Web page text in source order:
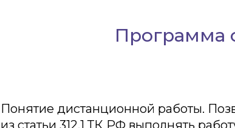
Программа
Понятие дистанционной работы.
из статьи 312.1 ТК РФ выполнять